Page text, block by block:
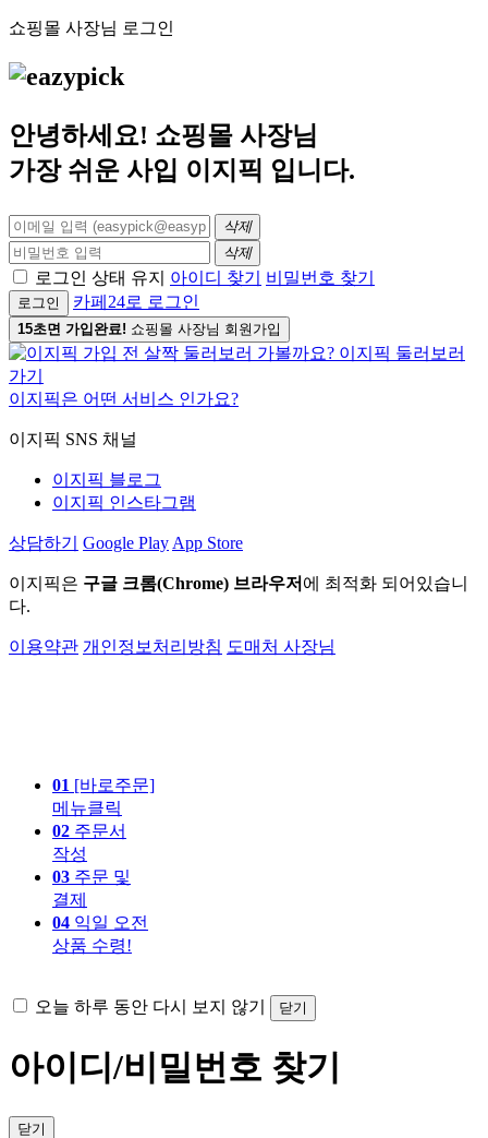
쇼핑몰 사장님 로그인
안녕하세요! 쇼핑몰 사장님
가장 쉬운 사입 이지픽 입니다.
삭제
삭제
로그인 상태 유지 아이디 찾기 비밀번호 찾기
로그인 카페24로 로그인
15초면 가입완료! 쇼핑몰 사장님 회원가입
이지픽은 어떤 서비스 인가요?
이지픽 SNS 채널
이지픽 블로그
이지픽 인스타그램
상담하기 Google Play App Store
이지픽은 구글 크롬(Chrome) 브라우저 에 최적화 되어있습니
다.
이용약관 개인정보처리방침 도매처 사장님
01 [바로주문]
메뉴클릭
02 주문서
작성
03 주문 및
결제
04 익일 오전
상품 수령!
오늘 하루 동안 다시 보지 않기 닫기
아이디/비밀번호 찾기
닫기